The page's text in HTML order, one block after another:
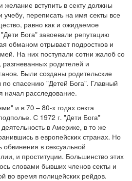
вступить в секту должны
учебу, переписать на имя секты все
равно как и ожидаемое
Бога" завоевали репутацию
обманом отрывает подростков и
На них поступали сотни жалоб со
родителей и
Были созданы родительские
спасению "Детей Бога". Главный
начал расследование.
и в 70 – 80-х годах секта
С 1972 г. "Дети Бога"
в Америке, в то же
в европейских странах. Но
в сексуальной
и проституции. Большинство этих
словами бывших членов секты и
во время полицейских рейдов.